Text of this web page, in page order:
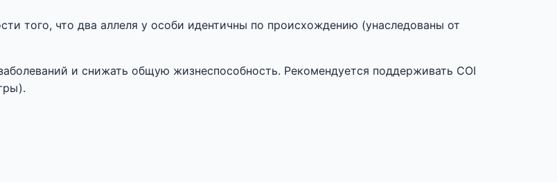
того, что два аллеля у особи идентичны по происхождению (унаследованы от
и снижать общую жизнеспособность. Рекомендуется поддерживать COI